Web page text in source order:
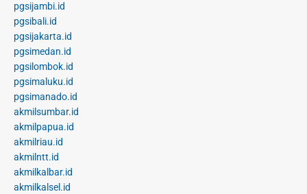
pgsijambi.id
pgsibali.id
pgsijakarta.id
pgsimedan.id
pgsilombok.id
pgsimaluku.id
pgsimanado.id
akmilsumbar.id
akmilpapua.id
akmilriau.id
akmilntt.id
akmilkalbar.id
akmilkalsel.id